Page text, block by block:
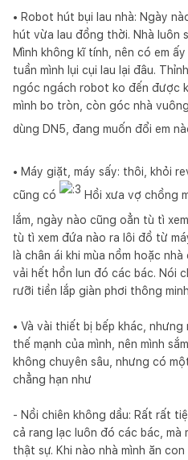
• Robot hút bụi lau nhà: Ngày
hút vừa lau đồng thời. Nhà luôn
Mình không kĩ tính, nên có em
tuần mình lụi cụi lau lại đâu.
ngóc ngách robot ko đến được
mình bo tròn, còn góc nhà
dùng DN5, đang muốn đổi em
• Máy giặt, máy sấy: thôi, khỏi
cũng có
Hồi xưa vợ chồng
lắm, ngày nào cũng oẳn tù tì
tù tì xem đứa nào ra lôi đồ từ
là chân ái khi mùa nồm hoặc
vải hết hồn lun đó các bác. Nói
rưỡi tiền lắp giàn phơi thông
• Và vài thiết bị bếp khác,
thế mạnh của mình, nên mình
không chuyên sâu, nhưng có
chẳng hạn như
- Nồi chiên không dầu: Rất rất
cả rang lạc luôn đó các bác,
thật sự. Khi nào nhà mình ăn